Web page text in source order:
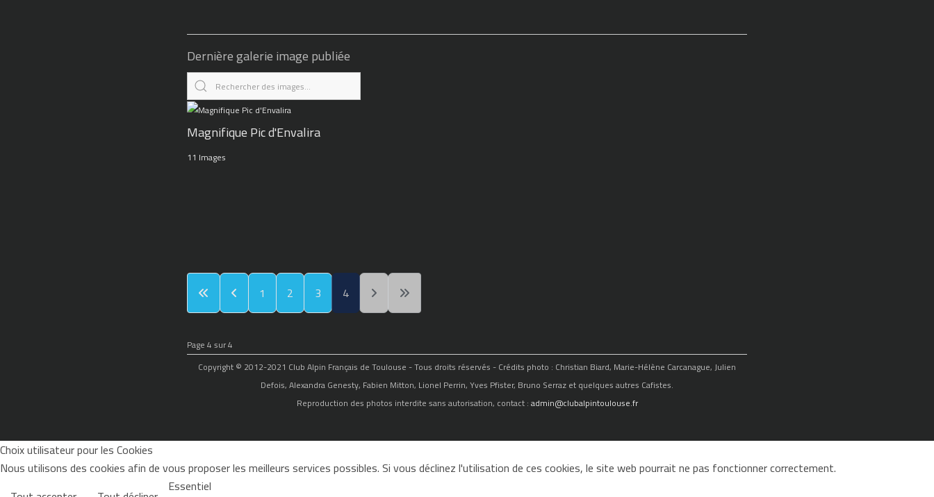
Dernière galerie image publiée
Magnifique Pic d'Envalira
11 Images
1 2 3 4
Page 4 sur 4
Copyright © 2012-2021 Club Alpin Français de Toulouse - Tous droits réservés - Crédits photo : Christian Biard, Marie-Hélène Carcanague, Julien
Defois, Alexandra Genesty, Fabien Mitton, Lionel Perrin, Yves Pfister, Bruno Serraz et quelques autres Cafistes.
Reproduction des photos interdite sans autorisation, contact :admin@clubalpintoulouse.fr
Choix utilisateur pour les Cookies
Nous utilisons des cookies afin de vous proposer les meilleurs services possibles. Si vous déclinez l'utilisation de ces cookies, le site web pourrait ne pas fonctionner correctement.
Essentiel